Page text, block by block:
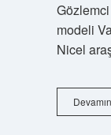
modeli
Nicel